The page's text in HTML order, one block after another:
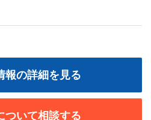
報の詳細を見る
ついて相談する